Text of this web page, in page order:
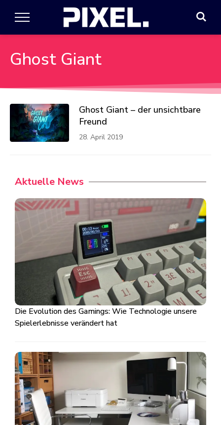
Ghost Giant
Ghost Giant – der unsichtbare
Freund
28. April 2019
Aktuelle News
Die Evolution des Gamings: Wie Technologie unsere
Spielerlebnisse verändert hat